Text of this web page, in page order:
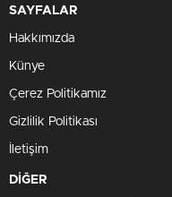
SAYFALAR
Hakkımızda
Künye
Çerez Politikamız
Gizlilik Politikası
İletişim
DİĞER